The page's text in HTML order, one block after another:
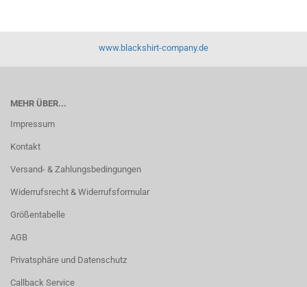
www.blackshirt-company.de
MEHR ÜBER...
Impressum
Kontakt
Versand- & Zahlungsbedingungen
Widerrufsrecht & Widerrufsformular
Größentabelle
AGB
Privatsphäre und Datenschutz
Callback Service